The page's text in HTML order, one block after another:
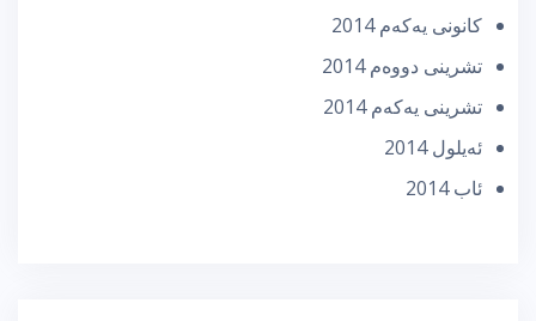
كانونی یه‌كه‌م 2014
تشرینی دووه‌م 2014
تشرینی یه‌كه‌م 2014
ئه‌یلول 2014
ئاب 2014